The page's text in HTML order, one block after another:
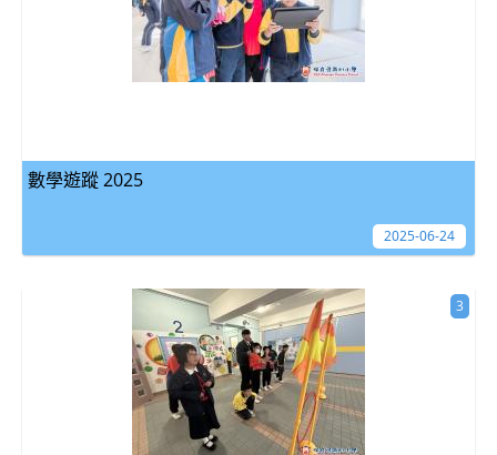
數學遊蹤 2025
2025-06-24
3